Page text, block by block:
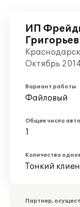
ИП
Октябрь
Вариант работы
Файловый
Общее число
1
Количество
Тонкий
Партнер,